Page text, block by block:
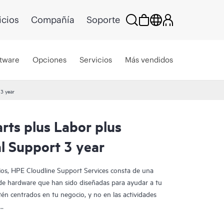
Compañía Soporte
Opciones Servicios Más vendidos
year
plus Labor plus
Support 3 year
HPE Cloudline Support Services consta de una
hardware que han sido diseñadas para ayudar a tu
centrados en tu negocio, y no en las actividades